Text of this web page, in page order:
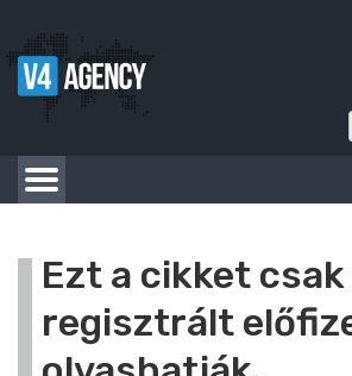
Ezt a cikket csak
regisztrált